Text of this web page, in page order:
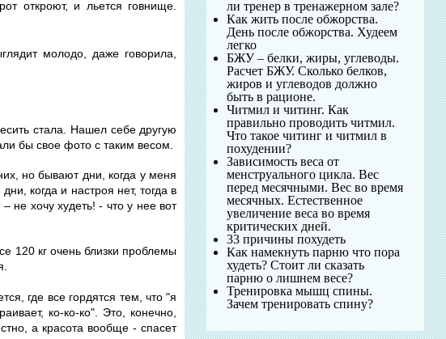
откроют, и льется говнище.
молодо, даже говорила,
стала. Нашел себе другую
бы свое фото с таким весом.
но бывают дни, когда у меня
когда и настроя нет, тогда в
не хочу худеть! - что у нее вот
120 кг очень близки проблемы
где все гордятся тем, что "я
ко-ко-ко". Это, конечно,
а красота вообще - спасет
ли тренер в тренажерном зале?
Как жить после обжорства.
День после обжорства. Худеем
легко
БЖУ – белки, жиры, углеводы.
Расчет БЖУ. Сколько белков,
жиров и углеводов должно
быть в рационе.
Читмил и читинг. Как
правильно проводить читмил.
Что такое читинг и читмил в
похудении?
Зависимость веса от
менструального цикла. Вес
перед месячными. Вес во время
месячных. Естественное
увеличение веса во время
критических дней.
33 причины похудеть
Как намекнуть парню что пора
худеть? Стоит ли сказать
парню о лишнем весе?
Тренировка мышц спины.
Зачем тренировать спину?